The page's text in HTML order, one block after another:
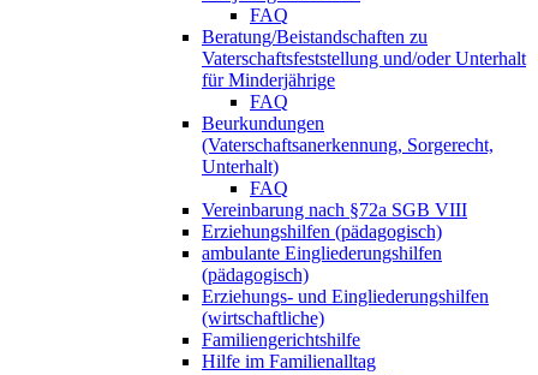
FAQ
Beratung/Beistandschaften zu
Vaterschaftsfeststellung und/oder Unterhalt
für Minderjährige
FAQ
Beurkundungen
(Vaterschaftsanerkennung, Sorgerecht,
Unterhalt)
FAQ
Vereinbarung nach §72a SGB VIII
Erziehungshilfen (pädagogisch)
ambulante Eingliederungshilfen
(pädagogisch)
Erziehungs- und Eingliederungshilfen
(wirtschaftliche)
Familiengerichtshilfe
Hilfe im Familienalltag